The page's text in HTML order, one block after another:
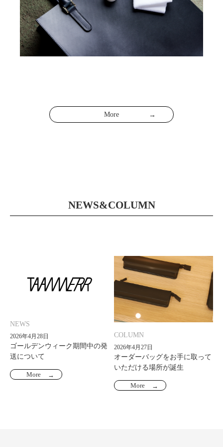
More
NEWS&COLUMN
NEWS
2026年4月28日
ゴールデンウィーク期間中の発
送について
More
COLUMN
2026年4月27日
オーダーバッグをお手に取って
いただける場所が誕生
More